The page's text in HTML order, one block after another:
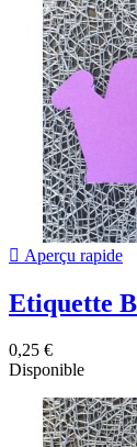
 Aperçu rapide
Etiquette
0,25 €
Disponible